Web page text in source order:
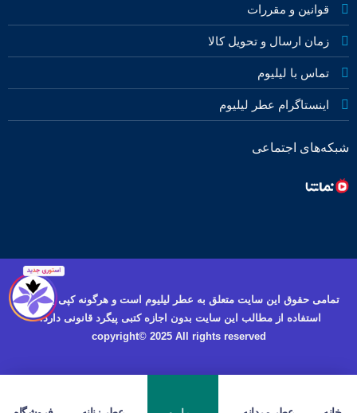
قوانین و مقررات
زمان ارسال و تحویل کالا
تماس با لیلیوم
اینستاگرام عطر لیلیوم
شبکه‌های اجتماعی
تمامی حقوق این سایت متعلق به عطر لیلیوم است و هرگونه کپی برداری و
استفاده از مطالب این سایت بدون اجازه کتبی پیگرد قانونی دارد.
copyright© 2025 All rights reserved